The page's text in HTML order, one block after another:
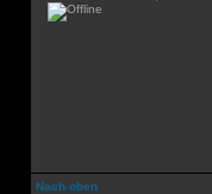
Nach oben